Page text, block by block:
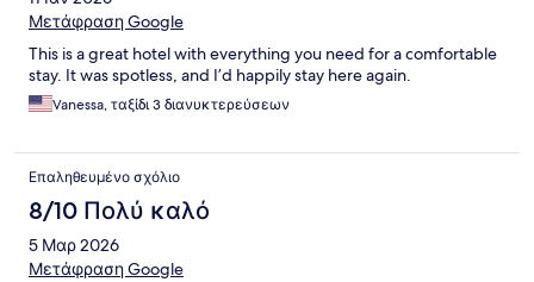
Μετάφραση Google
This is a great hotel with everything you need for a comfortable
stay. It was spotless, and I’d happily stay here again.
Vanessa, ταξίδι 3 διανυκτερεύσεων
Επαληθευμένο σχόλιο
8/10 Πολύ καλό
5 Μαρ 2026
Μετάφραση Google